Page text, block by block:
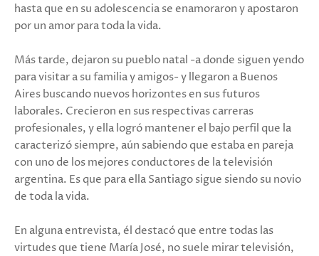
hasta que en su adolescencia se enamoraron y apostaron
por un amor para toda la vida.
Más tarde, dejaron su pueblo natal -a donde siguen yendo
para visitar a su familia y amigos- y llegaron a Buenos
Aires buscando nuevos horizontes en sus futuros
laborales. Crecieron en sus respectivas carreras
profesionales, y ella logró mantener el bajo perfil que la
caracterizó siempre, aún sabiendo que estaba en pareja
con uno de los mejores conductores de la televisión
argentina. Es que para ella Santiago sigue siendo su novio
de toda la vida.
En alguna entrevista, él destacó que entre todas las
virtudes que tiene María José, no suele mirar televisión,